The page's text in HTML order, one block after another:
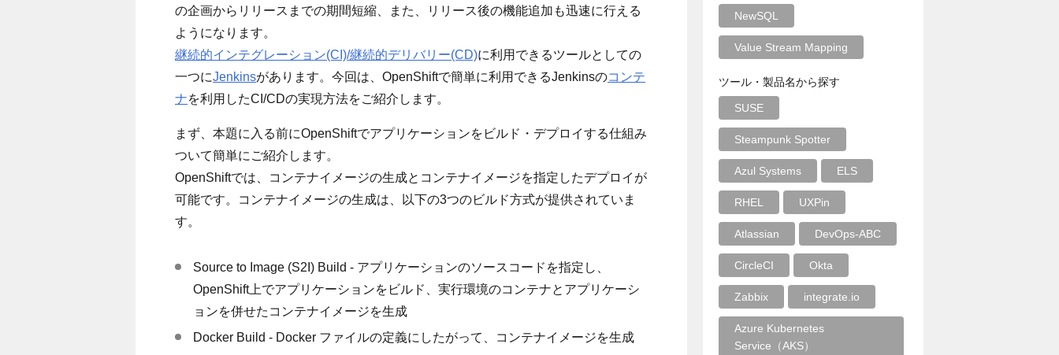
の企画からリリースまでの期間短縮、また、リリース後の機能追加も迅速に行える
ようになります。
継続的インテグレーション(CI)/継続的デリバリー(CD)に利用できるツールとしての
一つにJenkinsがあります。今回は、OpenShiftで簡単に利用できるJenkinsのコンテ
ナを利用したCI/CDの実現方法をご紹介します。
まず、本題に入る前にOpenShiftでアプリケーションをビルド・デプロイする仕組み
ついて簡単にご紹介します。
OpenShiftでは、コンテナイメージの生成とコンテナイメージを指定したデプロイが
可能です。コンテナイメージの生成は、以下の3つのビルド方式が提供されていま
す。
Source to Image (S2I) Build - アプリケーションのソースコードを指定し、
OpenShift上でアプリケーションをビルド、実行環境のコンテナとアプリケーシ
ョンを併せたコンテナイメージを生成
Docker Build - Docker ファイルの定義にしたがって、コンテナイメージを生成
NewSQL
Value Stream Mapping
ツール・製品名から探す
SUSE
Steampunk Spotter
Azul Systems ELS
RHEL UXPin
Atlassian DevOps-ABC
CircleCI Okta
Zabbix integrate.io
Azure Kubernetes
Service（AKS）